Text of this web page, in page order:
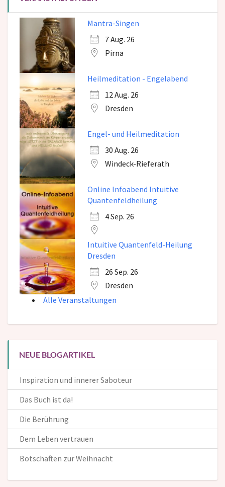
Mantra-Singen
7 Aug. 26
Pirna
Heilmeditation - Engelabend
12 Aug. 26
Dresden
Engel- und Heilmeditation
30 Aug. 26
Windeck-Rieferath
Online Infoabend Intuitive
Quantenfeldheilung
4 Sep. 26
Intuitive Quantenfeld-Heilung
Dresden
26 Sep. 26
Dresden
Alle Veranstaltungen
NEUE BLOGARTIKEL
Inspiration und innerer Saboteur
Das Buch ist da!
Die Berührung
Dem Leben vertrauen
Botschaften zur Weihnacht